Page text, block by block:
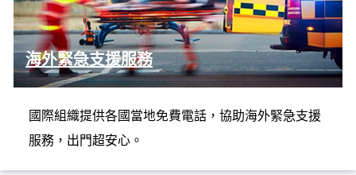
海外緊急支援服務
國際組織提供各國當地免費電話，協助海外緊急支援
服務，出門超安心。